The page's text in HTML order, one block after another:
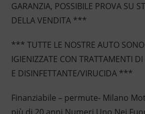
GARANZIA, POSSIBILE PROVA SU
DELLA VENDITA ***
*** TUTTE LE NOSTRE AUTO SONO
IGIENIZZATE CON TRATTAMENTI
E DISINFETTANTE/VIRUCIDA ***
Finanziabile – permute- Milano